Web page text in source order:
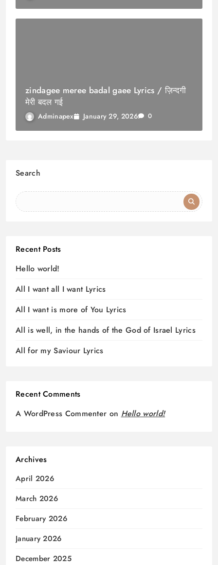
zindagee meree badal gaee Lyrics / ज़िन्दगी
मेरी बदल गई
Adminapex January 29, 2026 0
Search
Recent Posts
Hello world!
All I want all I want Lyrics
All I want is more of You Lyrics
All is well, in the hands of the God of Israel Lyrics
All for my Saviour Lyrics
Recent Comments
A WordPress Commenter on Hello world!
Archives
April 2026
March 2026
February 2026
January 2026
December 2025